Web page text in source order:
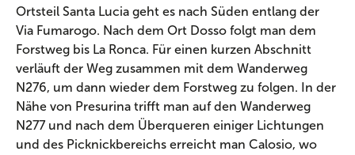
Ortsteil Santa Lucia geht es nach Süden entlang der
Via Fumarogo. Nach dem Ort Dosso folgt man dem
Forstweg bis La Ronca. Für einen kurzen Abschnitt
verläuft der Weg zusammen mit dem Wanderweg
N276, um dann wieder dem Forstweg zu folgen. In der
Nähe von Presurina trifft man auf den Wanderweg
N277 und nach dem Überqueren einiger Lichtungen
und des Picknickbereichs erreicht man Calosio, wo